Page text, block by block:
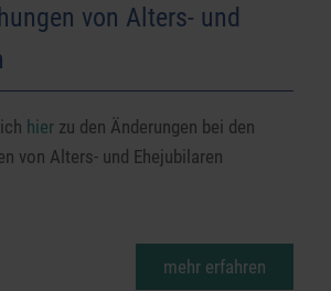
von Alters- und
hier zu den Änderungen bei den
von Alters- und Ehejubilaren
mehr erfahren